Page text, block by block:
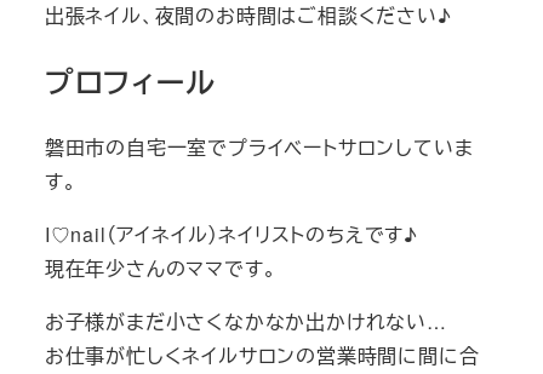
出張ネイル、夜間のお時間はご相談ください♪
プロフィール
磐田市の自宅一室でプライベートサロンしていま
す。
I♡nail（アイネイル）ネイリストのちえです♪
現在年少さんのママです。
お子様がまだ小さくなかなか出かけれない…
お仕事が忙しくネイルサロンの営業時間に間に合